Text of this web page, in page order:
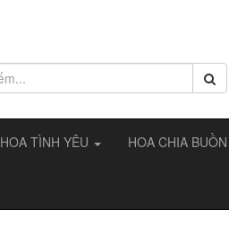
HOA TÌNH YÊU HOA CHIA BUỒN